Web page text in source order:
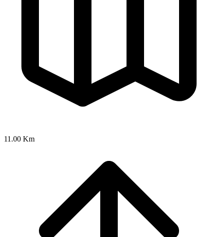
11.00 Km